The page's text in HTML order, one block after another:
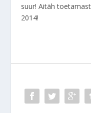
suur! Aitäh
2014!